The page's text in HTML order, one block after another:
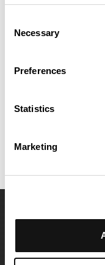
Selection
Necessary
Preferences
Statistics
Marketing
Crupet. Ce parcours
pistes forestières. Il
Dernière modification de
OpenRunner
Carrières